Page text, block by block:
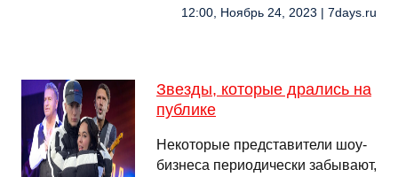
12:00, Ноябрь 24, 2023 | 7days.ru
Звезды, которые дрались на
публике
Некоторые представители шоу-
бизнеса периодически забывают,